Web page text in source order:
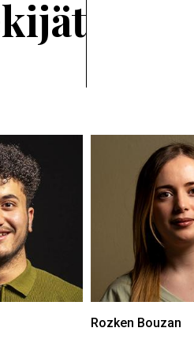
Rozken Bouzan